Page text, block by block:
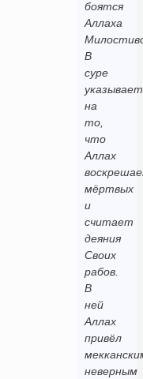
боятся
Аллаха
В
суре
на
то,
что
Аллах
мёртвых
и
считает
деяния
Своих
рабов.
В
ней
Аллах
привёл
неверным